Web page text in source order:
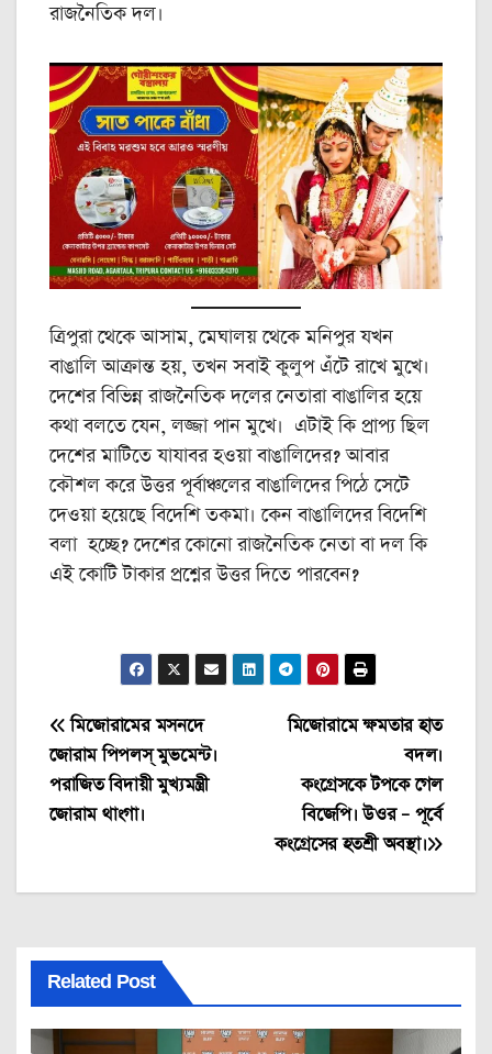
রাজনৈতিক দল।
ত্রিপুরা থেকে আসাম, মেঘালয় থেকে মনিপুর যখন
বাঙালি আক্রান্ত হয়, তখন সবাই কুলুপ এঁটে রাখে মুখে।
দেশের বিভিন্ন রাজনৈতিক দলের নেতারা বাঙালির হয়ে
কথা বলতে যেন, লজ্জা পান মুখে। এটাই কি প্রাপ্য ছিল
দেশের মাটিতে যাযাবর হওয়া বাঙালিদের? আবার
কৌশল করে উত্তর পূর্বাঞ্চলের বাঙালিদের পিঠে সেটে
দেওয়া হয়েছে বিদেশি তকমা। কেন বাঙালিদের বিদেশি
বলা হচ্ছে? দেশের কোনো রাজনৈতিক নেতা বা দল কি
এই কোটি টাকার প্রশ্নের উত্তর দিতে পারবেন?
Post
navigation
মিজোরামে ক্ষমতার হাত
বদল।
কংগ্রেসকে টপকে গেল
বিজেপি। উওর – পূর্বে
কংগ্রেসের হতশ্রী অবস্থা।
মিজোরামের মসনদে
জোরাম পিপলস্ মুভমেন্ট।
পরাজিত বিদায়ী মুখ্যমন্ত্রী
জোরাম থাংগা।
Related Post